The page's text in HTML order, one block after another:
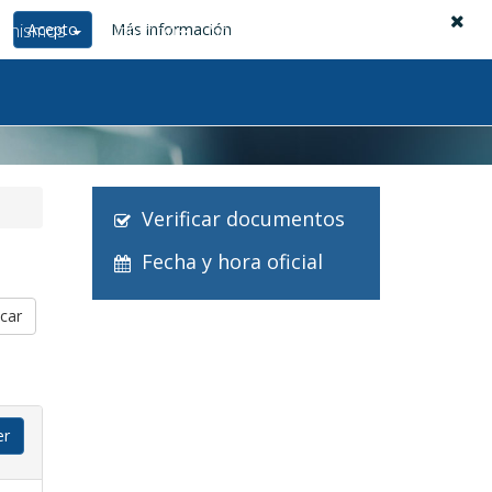
Acepto Más información
Licitación Soporte
Verificar documentos
Fecha y hora oficial